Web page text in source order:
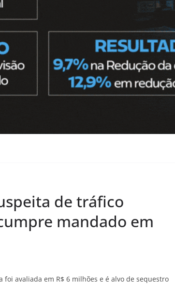
de tráfico
mandado em
avaliada em R$ 6 milhões e é alvo de sequestro